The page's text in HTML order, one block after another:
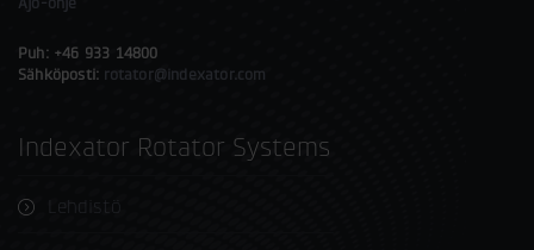
Puh: +46 933 14800
Sähköposti: rotator@indexator.com
Indexator Rotator Systems
Lehdistö